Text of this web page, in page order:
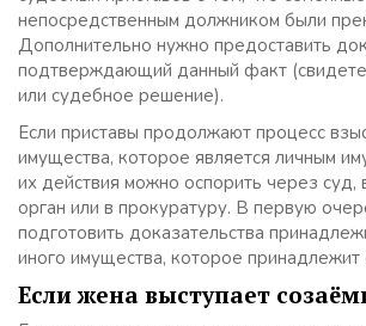
непосредственным должником были
Дополнительно нужно предоставить
подтверждающий данный факт
или судебное решение).
Если приставы продолжают процесс
имущества, которое является личным
их действия можно оспорить через
орган или в прокуратуру. В первую
подготовить доказательства
иного имущества, которое принадлежит
Если жена выступает